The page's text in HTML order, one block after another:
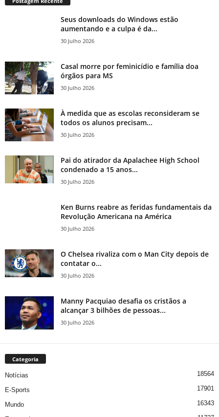
Seus downloads do Windows estão
aumentando e a culpa é da...
30 Julho 2026
Casal morre por feminicídio e família doa
órgãos para MS
30 Julho 2026
À medida que as escolas reconsideram se
todos os alunos precisam...
30 Julho 2026
Pai do atirador da Apalachee High School
condenado a 15 anos...
30 Julho 2026
Ken Burns reabre as feridas fundamentais da
Revolução Americana na América
30 Julho 2026
O Chelsea rivaliza com o Man City depois de
contatar o...
30 Julho 2026
Manny Pacquiao desafia os cristãos a
alcançar 3 bilhões de pessoas...
30 Julho 2026
Categoria
Notícias 18564
E-Sports 17901
Mundo 16343